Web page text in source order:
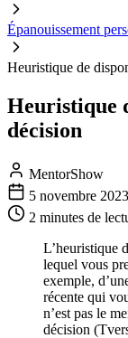
Épanouissement
Heuristique de
Heuristique
décision
MentorShow
5 novembre 2023
2 minutes de
L’heuristique
lequel vous
exemple,
récente qui
n’est pas le
décision